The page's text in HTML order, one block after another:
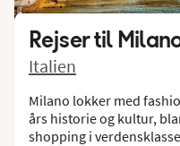
Rejser til
Italien
Milano lokker med
års historie og kultur,
shopping i